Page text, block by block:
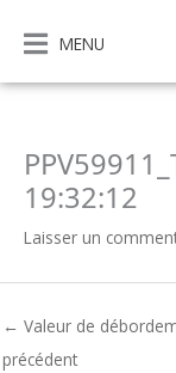
contenu
MENU
19:32:12
Laisser un
← Valeur de
précédent